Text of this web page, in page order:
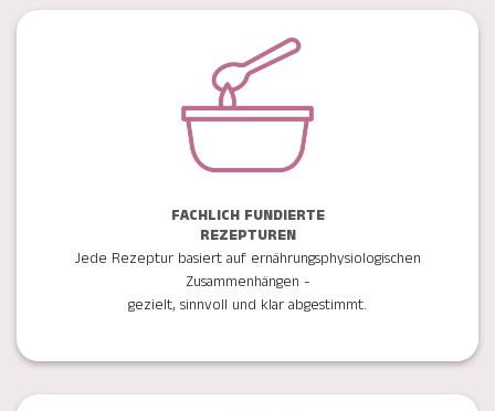
FACHLICH FUNDIERTE
REZEPTUREN
Jede Rezeptur basiert auf ernährungsphysiologischen
Zusammenhängen -
gezielt, sinnvoll und klar abgestimmt.